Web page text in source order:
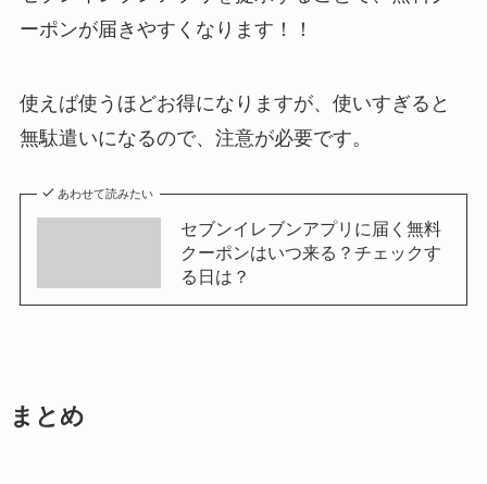
ーポンが届きやすくなります！！
使えば使うほどお得になりますが、使いすぎると
無駄遣いになるので、注意が必要です。
あわせて読みたい
セブンイレブンアプリに届く無料
クーポンはいつ来る？チェックす
る日は？
まとめ